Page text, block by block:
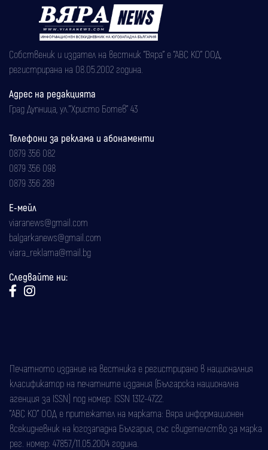
Собственик и издател на вестник "Вяра" е "АВС КО" ООД,
регистрирана на 08.05.2002 година.
Адрес на редакцията
Град Дупница, ул.''Христо Ботев" 43
Телефони за реклама и абонаменти
0879 356 082
0879 356 098
0879 356 289
Е-мейл
viaranews@gmail.com
balgarkanews@gmail.com
viara_reklama@mail.bg
Следвайте ни:
Печатното издание на вестника е регистрирано в националния
класификатор на печатните издания (Българска национална
агенция за ISSN) под номер: ISSN 1312-4722.
"АВС КО" ООД е притежател на марката: Вяра информационен
всекидневник на югозападна България, със свидетелство за марка
рег. номер: 47857/11.05.2004 година.